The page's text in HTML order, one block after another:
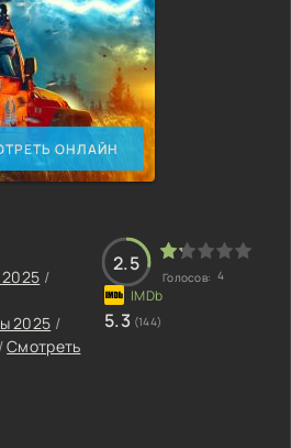
ОНЛАЙН
/
2025 /
/Смотреть
2.5
Голосов: 4
5.3 (144)